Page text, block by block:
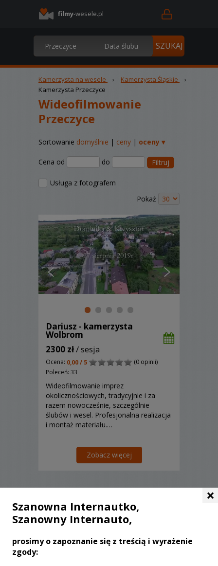
filmy-wesele.pl
Kamerzysta na wesele › Kamerzysta Śląskie
›
Kamerzysta Przeczyce
Wideofilmowanie
Przeczyce
Sortowanie domyślnie | ceny | oceny ▾
Cena od do Filtruj
Usługa z fotografem
Pokaż
Dariusz - kamerzysta
Wolbrom
2300 zł/ sesja
Ocena: 0,00 / 5
(0 opinii)
Poleceń: 33
Wideofilmowanie imprez
okolicznościowych, tradycyjnie i za
razem nowocześnie, szczególnie
ślubów i wesel. Profesjonalna realizacja
i montaż materiału.…
Zobacz więcej
Liczba pozycji:0
×
Szanowna Internautko,
Szanowny Internauto,
prosimy o zapoznanie się z treścią i wyrażenie
zgody: